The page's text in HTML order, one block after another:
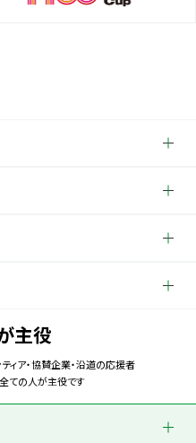
主役
ィア・協賛企業・沿道の応援者
ての人が主役です